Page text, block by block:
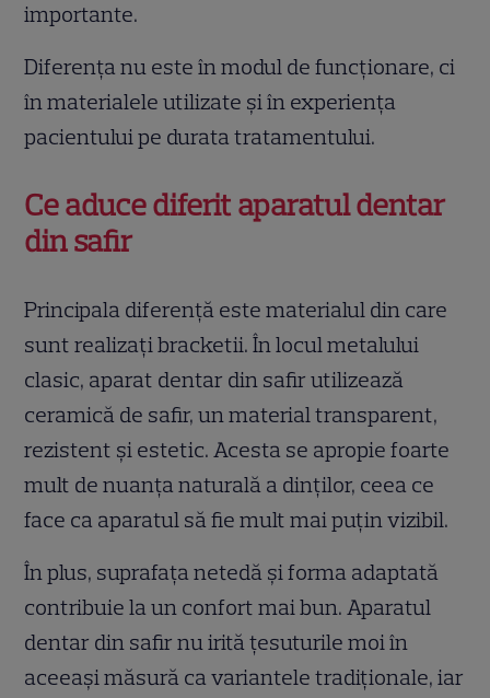
importante.
Diferența nu este în modul de funcționare, ci
în materialele utilizate și în experiența
pacientului pe durata tratamentului.
Ce aduce diferit aparatul dentar
din safir
Principala diferență este materialul din care
sunt realizați bracketii. În locul metalului
clasic, aparat dentar din safir utilizează
ceramică de safir, un material transparent,
rezistent și estetic. Acesta se apropie foarte
mult de nuanța naturală a dinților, ceea ce
face ca aparatul să fie mult mai puțin vizibil.
În plus, suprafața netedă și forma adaptată
contribuie la un confort mai bun. Aparatul
dentar din safir nu irită țesuturile moi în
aceeași măsură ca variantele tradiționale, iar